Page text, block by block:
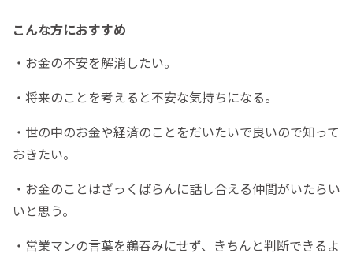
こんな方におすすめ
・お金の不安を解消したい。
・将来のことを考えると不安な気持ちになる。
・世の中のお金や経済のことをだいたいで良いので知って
おきたい。
・お金のことはざっくばらんに話し合える仲間がいたらい
いと思う。
・営業マンの言葉を鵜吞みにせず、きちんと判断できるよ